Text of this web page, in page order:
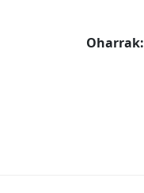
Oharrak: